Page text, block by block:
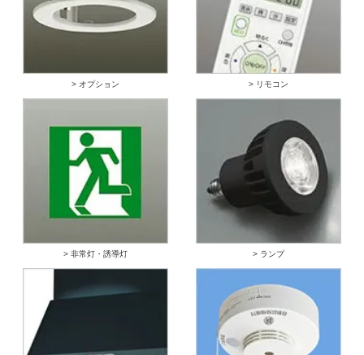
> オプション > リモコン
> 非常灯・誘導灯 > ランプ